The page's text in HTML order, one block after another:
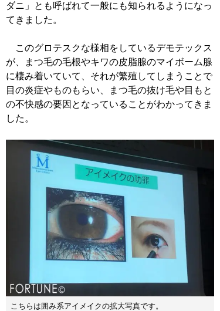
ダニ」とも呼ばれて一般にも知られるようになっ
てきました。
このグロテスクな様相をしているデモテックス
が、まつ毛の毛根やキワの皮脂腺のマイボーム腺
に棲み着いていて、それが繁殖してしまうことで
目の炎症やものもらい、まつ毛の抜け毛や目もと
の不快感の要因となっていることがわかってきま
した。
こちらは囲み系アイメイクの拡大写真です。